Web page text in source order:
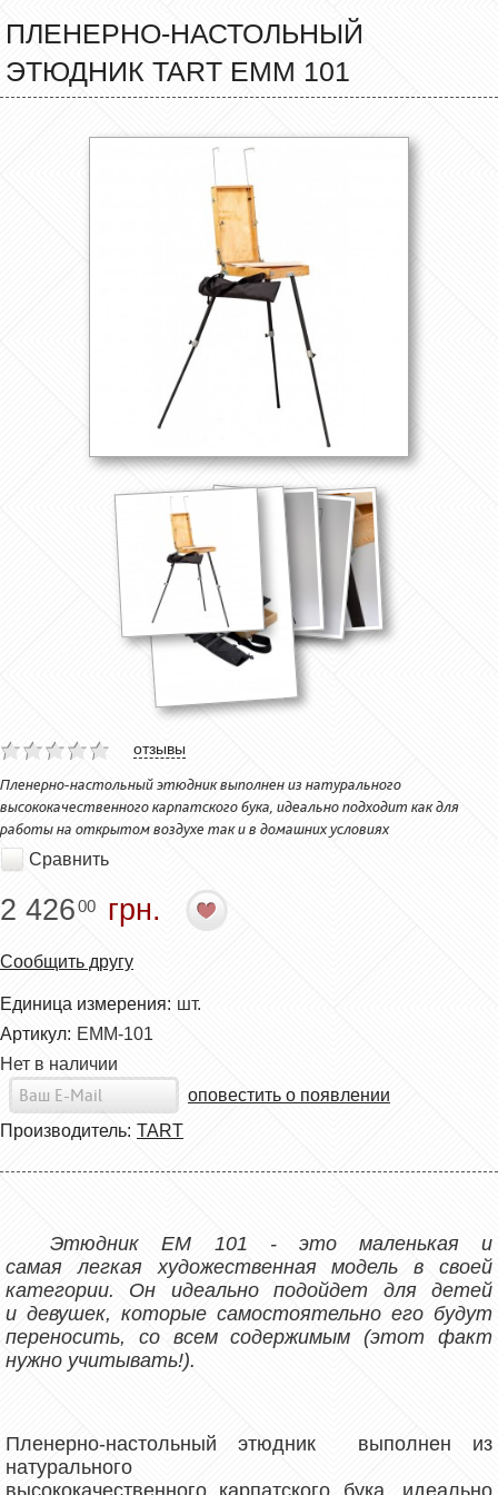
ПЛЕНЕРНО-НАСТОЛЬНЫЙ
ЭТЮДНИК TART ЕММ 101
отзывы
Пленерно-настольный этюдник выполнен из натурального
высококачественного карпатского бука, идеально подходит как для
работы на открытом воздухе так и в домашних условиях
Сравнить
2 42600 грн.
Сообщить другу
Единица измерения: шт.
Артикул: ЕММ-101
Нет в наличии
оповестить о появлении
Производитель: TART
Этюдник EM 101 - это маленькая и
самая легкая художественная модель в своей
категории. Он идеально подойдет для детей
и девушек, которые самостоятельно его будут
переносить, со всем содержимым (этот факт
нужно учитывать!).
Пленерно-настольный этюдник выполнен из
натурального
высококачественного карпатского бука, идеально